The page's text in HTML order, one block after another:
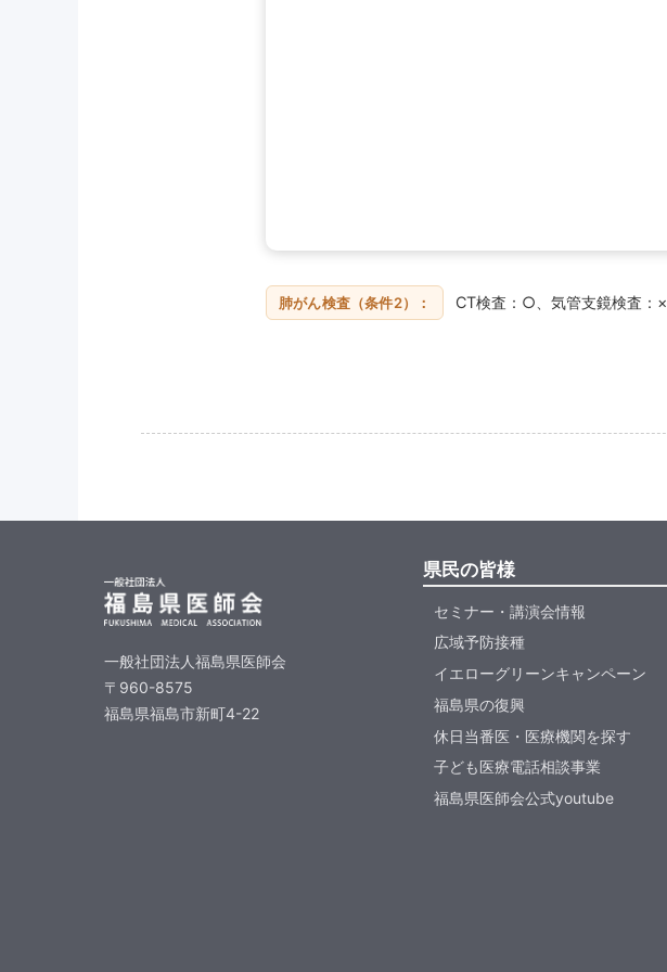
肺がん検査（条件2）： CT検査：○、気管支鏡検査：×
一般社団法人福島県医師会
〒960-8575
福島県福島市新町4-22
県民の皆様
セミナー・講演会情報
広域予防接種
イエローグリーンキャンペーン
福島県の復興
休日当番医・医療機関を探す
子ども医療電話相談事業
福島県医師会公式youtube